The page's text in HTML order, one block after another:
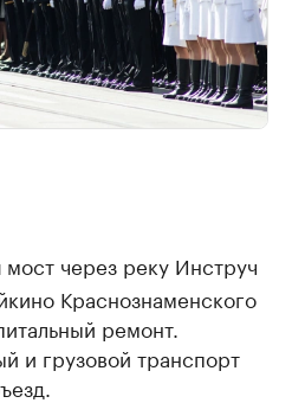
мост через реку Инструч
Краснознаменского
ремонт.
и грузовой транспорт